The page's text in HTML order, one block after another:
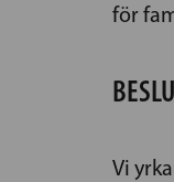
för
Vi